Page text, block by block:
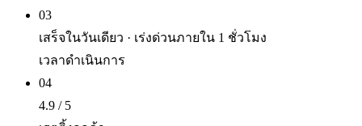
03
เสร็จในวันเดียว · เร่งด่วนภายใน 1 ชั่วโมง
เวลาดำเนินการ
04
4.9 / 5